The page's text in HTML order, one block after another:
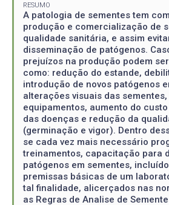
RESUMO
A patologia de sementes tem
produção e comercialização de
qualidade sanitária, e assim
disseminação de patógenos.
prejuízos na produção podem
como: redução do estande,
introdução de novos patógenos
alterações visuais das
equipamentos, aumento do
das doenças e redução da
(germinação e vigor). Dentro
se cada vez mais necessário
treinamentos, capacitação para
patógenos em sementes,
premissas básicas de um
tal finalidade, alicerçados nas
as Regras de Analise de